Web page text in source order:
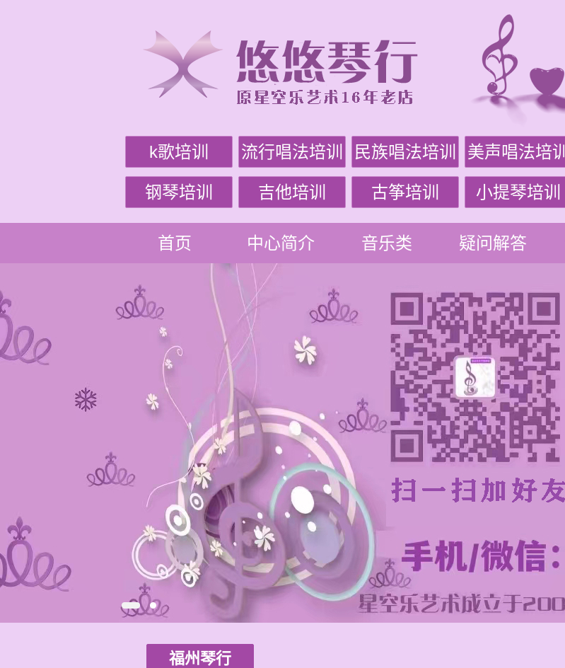
k歌培训 流行唱法培训 民族唱法培训 美声唱法培训
钢琴培训 吉他培训 古筝培训 小提琴培训
首页 中心简介 音乐类 疑问解答
福州琴行